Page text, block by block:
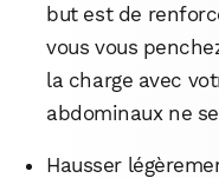
but est de
vous vous
la charge avec
abdominaux ne
Hausser